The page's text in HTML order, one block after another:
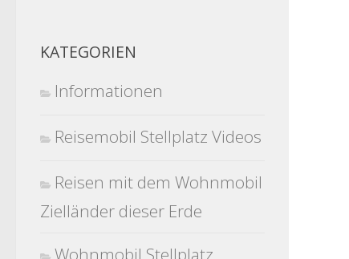
KATEGORIEN
Informationen
Reisemobil Stellplatz Videos
Reisen mit dem Wohnmobil
Zielländer dieser Erde
Wohnmobil Stellplatz